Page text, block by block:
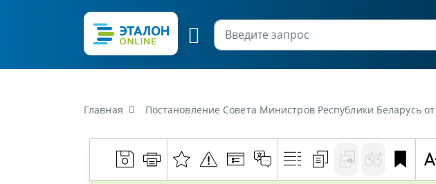
Главная Постановление Совета Министров Республики Беларусь от 27 сентября 1999 г. №1482 «О внесении